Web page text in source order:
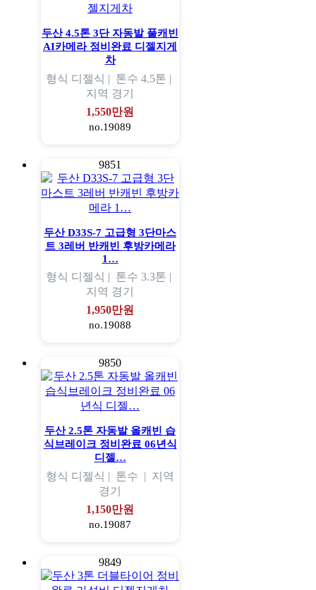
두산 4.5톤 3단 자동발 풀캐빈
AI카메라 정비완료 디젤지게
차
형식 디젤식 | 톤수 4.5톤 |
지역 경기
1,550만원
no.19089
9851
두산 D33S-7 고급형 3단마스
트 3레버 반캐빈 후방카메라
1…
형식 디젤식 | 톤수 3.3톤 |
지역 경기
1,950만원
no.19088
9850
두산 2.5톤 자동발 올캐빈 습
식브레이크 정비완료 06년식
디젤…
형식 디젤식 | 톤수 | 지역
경기
1,150만원
no.19087
9849